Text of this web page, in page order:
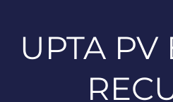
UPTA PV